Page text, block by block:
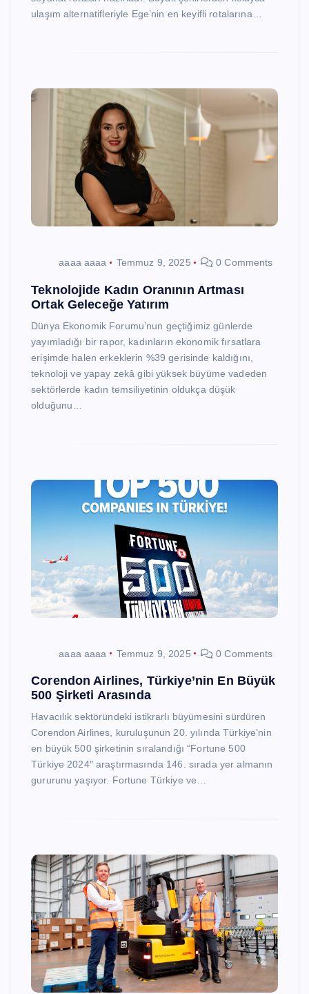
ulaşım alternatifleriyle Ege’nin en keyifli rotalarına…
aaaa aaaa Temmuz 9, 2025 0 Comments
Teknolojide Kadın Oranının Artması
Ortak Geleceğe Yatırım
Dünya Ekonomik Forumu’nun geçtiğimiz günlerde
yayımladığı bir rapor, kadınların ekonomik fırsatlara
erişimde halen erkeklerin %39 gerisinde kaldığını,
teknoloji ve yapay zekâ gibi yüksek büyüme vadeden
sektörlerde kadın temsiliyetinin oldukça düşük
olduğunu…
aaaa aaaa Temmuz 9, 2025 0 Comments
Corendon Airlines, Türkiye’nin En Büyük
500 Şirketi Arasında
Havacılık sektöründeki istikrarlı büyümesini sürdüren
Corendon Airlines, kuruluşunun 20. yılında Türkiye’nin
en büyük 500 şirketinin sıralandığı “Fortune 500
Türkiye 2024″ araştırmasında 146. sırada yer almanın
gururunu yaşıyor. Fortune Türkiye ve…